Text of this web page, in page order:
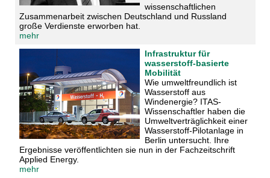
wissenschaftlichen
Zusammenarbeit zwischen Deutschland und Russland
große Verdienste erworben hat.
mehr
Infrastruktur für
wasserstoff-basierte
Mobilität
Wie umweltfreundlich ist
Wasserstoff aus
Windenergie? ITAS-
Wissenschaftler haben die
Umweltverträglichkeit einer
Wasserstoff-Pilotanlage in
Berlin untersucht. Ihre
Ergebnisse veröffentlichten sie nun in der Fachzeitschrift
Applied Energy.
mehr